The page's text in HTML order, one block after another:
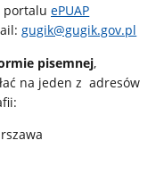
portaluePUAP
gugik@gugik.gov.pl
pisemnej,
na jeden z adresów